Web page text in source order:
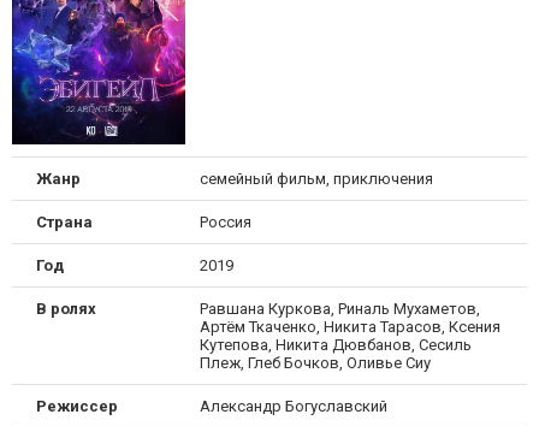
Жанр семейный фильм, приключения
Страна Россия
Год 2019
В ролях
Равшана Куркова, Риналь Мухаметов,
Артём Ткаченко, Никита Тарасов, Ксения
Кутепова, Никита Дювбанов, Сесиль
Плеж, Глеб Бочков, Оливье Сиу
Режиссер Александр Богуславский